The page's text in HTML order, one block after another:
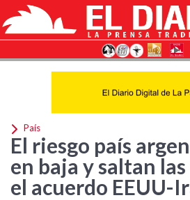
País
El riesgo país
en baja y saltan
el acuerdo EEUU-